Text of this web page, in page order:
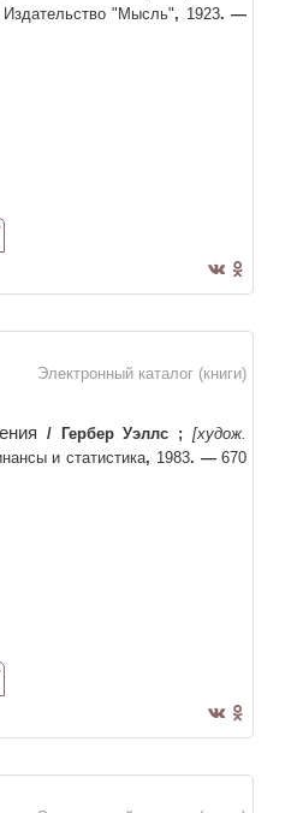
Издательство "Мысль", 1923. —
Электронный каталог (книги)
/ Гербер Уэллс ;
[худож.
и статистика, 1983. —670